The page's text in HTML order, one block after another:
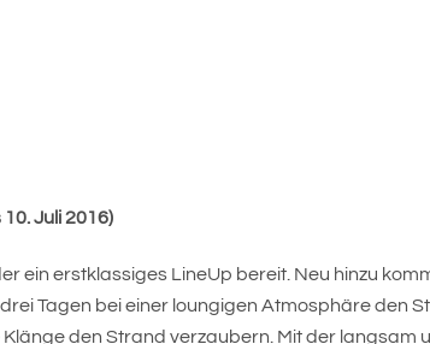
10.Juli 2016)
ein erstklassiges LineUp bereit. Neu hinzu
Tagen bei einer loungigen Atmosphäre den
den Strand verzaubern. Mit der